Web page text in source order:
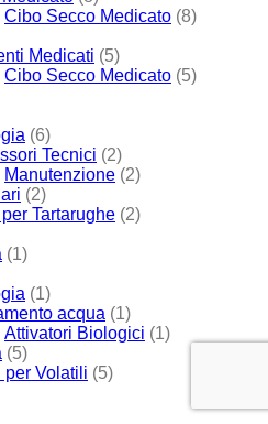
Cibo Secco Medicato (8)
Medicati (5)
Cibo Secco Medicato (5)
(6)
Tecnici (2)
Manutenzione (2)
(2)
Tartarughe (2)
(1)
(1)
acqua (1)
Attivatori Biologici (1)
(5)
per Volatili (5)